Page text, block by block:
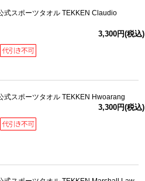
式スポーツタオル TEKKEN Claudio
3,300円(税込)
式スポーツタオル TEKKEN Hwoarang
3,300円(税込)